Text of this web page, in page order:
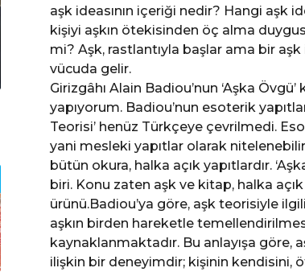
aşk ideasının içeriği nedir? Hangi aşk
kişiyi aşkın ötekisinden öç alma
mi? Aşk, rastlantıyla başlar ama bir aşk
vücuda gelir.
Girizgâhı Alain Badiou’nun ‘Aşka
yapıyorum. Badiou’nun esoterik
Teorisi’ henüz Türkçeye çevrilmedi.
yani mesleki yapıtlar olarak
bütün okura, halka açık yapıtlardır.
biri. Konu zaten aşk ve kitap, halka
ürünü.Badiou’ya göre, aşk teorisiyle
aşkın birden hareketle
kaynaklanmaktadır. Bu anlayışa göre,
ilişkin bir deneyimdir; kişinin kendisini,